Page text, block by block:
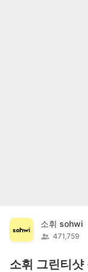
소휘 sohwi
471,759
소휘 그린티샷